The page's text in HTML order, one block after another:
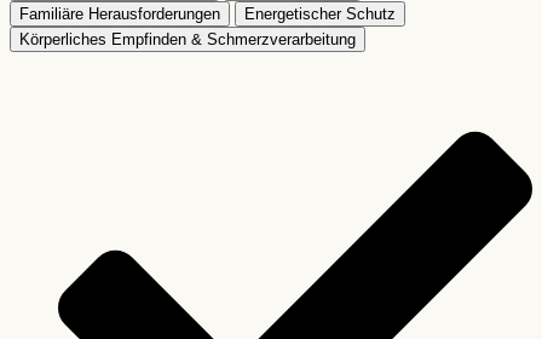
Familiäre Herausforderungen
Energetischer Schutz
Körperliches Empfinden & Schmerzverarbeitung